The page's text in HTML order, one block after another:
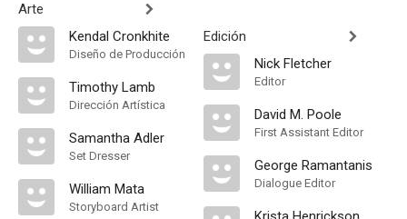
Arte
Kendal Cronkhite
Diseño de Producción
Timothy Lamb
Dirección Artística
Samantha Adler
Set Dresser
William Mata
Storyboard Artist
Edición
Nick Fletcher
Editor
David M. Poole
First Assistant Editor
George Ramantanis
Dialogue Editor